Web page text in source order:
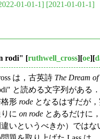
01-01-1] [2021-01-01-1]
rodi" [ruthwell_cross][oe][
は，古英詩 The Dream
と読める文字列がある
形 rode となるはずだが
に on rode とあるだけに
いというべきか）では